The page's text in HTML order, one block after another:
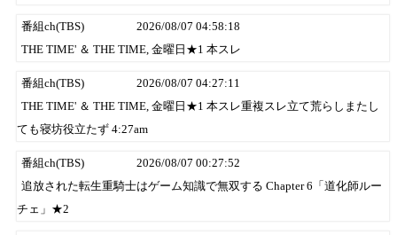
番組ch(TBS)
2026/08/07 04:58:18
THE TIME' ＆ THE TIME, 金曜日★1 本スレ
番組ch(TBS)
2026/08/07 04:27:11
THE TIME' ＆ THE TIME, 金曜日★1 本スレ重複スレ立て荒らしまたし
ても寝坊役立たず 4:27am
番組ch(TBS)
2026/08/07 00:27:52
追放された転生重騎士はゲーム知識で無双する Chapter 6「道化師ルー
チェ」★2